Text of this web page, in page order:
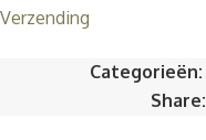
Verzending
Categorieën:
Share: